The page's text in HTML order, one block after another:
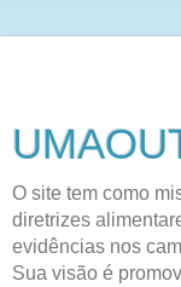
O site tem como
diretrizes
evidências nos
Sua visão é